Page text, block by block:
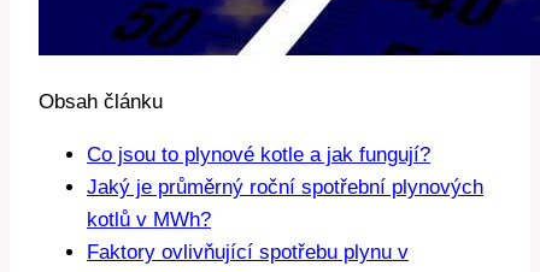
Obsah článku
Co jsou to plynové kotle a jak fungují?
Jaký je průměrný roční spotřební plynových
kotlů v MWh?
Faktory ovlivňující spotřebu plynu v